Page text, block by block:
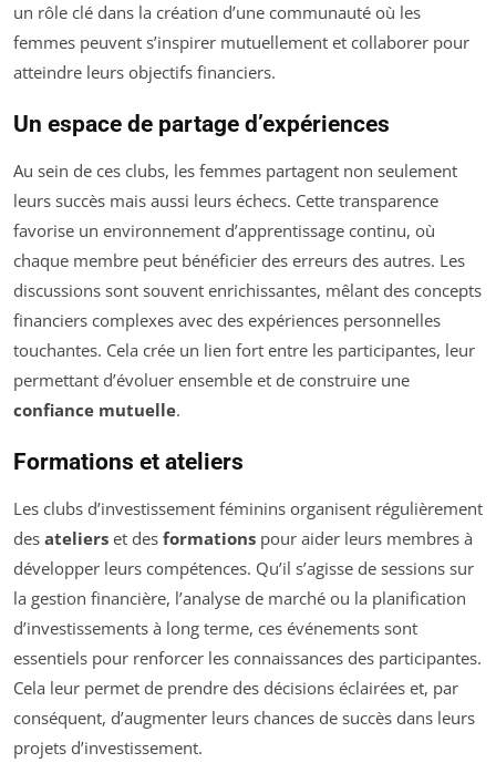
un rôle clé dans la création d’une communauté où les
femmes peuvent s’inspirer mutuellement et collaborer pour
atteindre leurs objectifs financiers.
Un espace de partage d’expériences
Au sein de ces clubs, les femmes partagent non seulement
leurs succès mais aussi leurs échecs. Cette transparence
favorise un environnement d’apprentissage continu, où
chaque membre peut bénéficier des erreurs des autres. Les
discussions sont souvent enrichissantes, mêlant des concepts
financiers complexes avec des expériences personnelles
touchantes. Cela crée un lien fort entre les participantes, leur
permettant d’évoluer ensemble et de construire une
confiance mutuelle.
Formations et ateliers
Les clubs d’investissement féminins organisent régulièrement
des ateliers et des formations pour aider leurs membres à
développer leurs compétences. Qu’il s’agisse de sessions sur
la gestion financière, l’analyse de marché ou la planification
d’investissements à long terme, ces événements sont
essentiels pour renforcer les connaissances des participantes.
Cela leur permet de prendre des décisions éclairées et, par
conséquent, d’augmenter leurs chances de succès dans leurs
projets d’investissement.